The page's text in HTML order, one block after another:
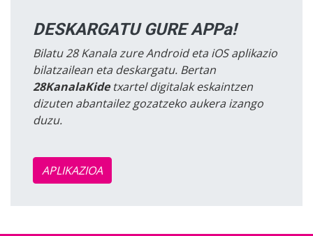
DESKARGATU GURE APPa!
Bilatu 28 Kanala zure Android eta iOS aplikazio
bilatzailean eta deskargatu. Bertan
28KanalaKidetxartel digitalak eskaintzen
dizuten abantailez gozatzeko aukera izango
duzu.
APLIKAZIOA